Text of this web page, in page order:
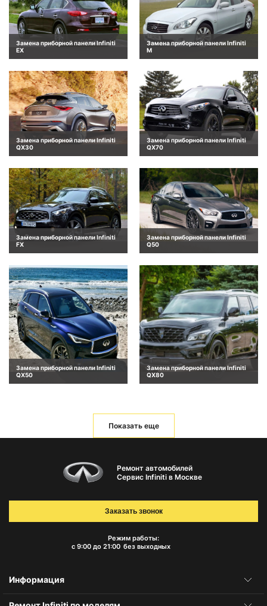
Замена приборной панели Infiniti
EX
Замена приборной панели Infiniti
M
Замена приборной панели Infiniti
QX30
Замена приборной панели Infiniti
QX70
Замена приборной панели Infiniti
FX
Замена приборной панели Infiniti
Q50
Замена приборной панели Infiniti
QX50
Замена приборной панели Infiniti
QX80
Показать еще
Ремонт автомобилей
Сервис Infiniti в Москве
Режим работы:
с 9:00 до 21:00 без выходных
Заказать звонок
Информация